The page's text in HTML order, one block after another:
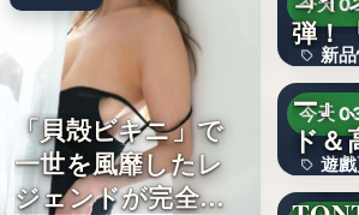
「貝殻ビキニ」で
一世を風靡したレ
ジェンドが完全復
今天
新
弾！
ャラ
今天
遊
『ソ
ー』
ド＆
を実
《豚